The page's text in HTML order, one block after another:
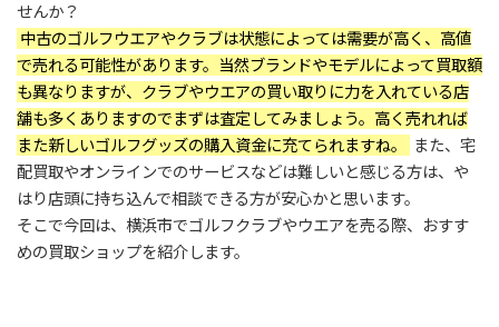
せんか？
中古のゴルフウエアやクラブは状態によっては需要が高く、高値
で売れる可能性があります。当然ブランドやモデルによって買取額
も異なりますが、クラブやウエアの買い取りに力を入れている店
舗も多くありますのでまずは査定してみましょう。高く売れれば
また新しいゴルフグッズの購入資金に充てられますね。
また、宅
配買取やオンラインでのサービスなどは難しいと感じる方は、や
はり店頭に持ち込んで相談できる方が安心かと思います。
そこで今回は、横浜市でゴルフクラブやウエアを売る際、おすす
めの買取ショップを紹介します。